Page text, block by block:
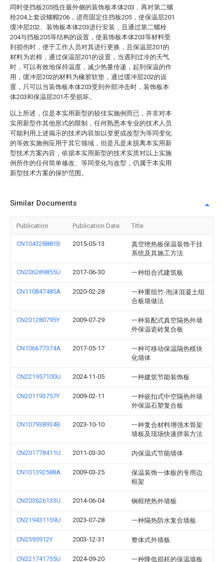
同时使挡板205抵住最外侧的装饰板本体203，再对第二螺
栓204上套设螺帽206，进而固定住挡板205，使保温层201
缓冲层202、装饰板本体203进行安装，且通过第二螺栓
204与挡板205等结构的设置，使装饰板本体203等材料受
到损伤时，便于工作人员对其进行更换，且保温层201的
材料为岩棉，通过保温层201的设置，当遇到过冷的天气
时，可以有效地保持温度，减少热量传递，起到保温的作
用，缓冲层202的材料为橡胶软垫，通过缓冲层202的设
置，只可以当装饰板本体203受到外部冲击时，装饰板本
体203和保温层201不受损坏。
以上所述，仅是本实用新型的较佳实施例而已，并非对本
实用新型作其他形式的限制，任何熟悉本专业的技术人员
可能利用上述揭示的技术内容加以变更或改型为等同变化
的等效实施例应用于其它领域，但是凡是未脱离本实用新
型技术方案内容，依据本实用新型的技术实质对以上实施
例所作的任何简单修改、等同变化与改型，仍属于本实用
新型技术方案的保护范围。
Similar Documents
Publication Publication Date Title
CN104328881B 2015-05-13
真空绝热板保温装饰干挂
系统及其施工方法
CN206289855U 2017-06-30 一种组合式建筑板
CN110847485A 2020-02-28
一种重组竹-泡沫混凝土组
合板墙做法
CN201280795Y 2009-07-29
一种装配式真空隔热外墙
外保温瓷砖复合板
CN106677374A 2017-05-17
一种可移动保温隔热模块
化墙体
CN221957100U 2024-11-05 一种建筑节能装饰板
CN201193757Y 2009-02-11
一种嵌扣式中空隔热外墙
外保温石塑复合板
CN107938934B 2023-10-10
一种复合材料增强木骨架
墙板及现场快速拼装方法
CN201778411U 2011-03-30 内保温式节能墙体
CN101392588A 2009-03-25
保温装饰一体板的专用边
框架
CN203626133U 2014-06-04 钢框绝热外墙板
CN219431159U 2023-07-28 一种隔热防水复合墙板
CN2595912Y 2003-12-31 整体式外墙板
CN221741755U 2024-09-20
一种降低损耗的保温墙板